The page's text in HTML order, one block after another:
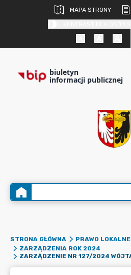
MAPA STRONY
biuletyn
informacji publicznej
STRONA GŁÓWNA PRAWO LOKALNE
ZARZĄDZENIA ROK 2024